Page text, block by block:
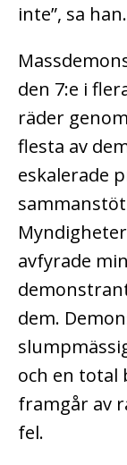
inte”, sa han.
den 7:e i
räder
flesta av
eskalerade
avfyrade
dem.
och en total
framgår av
fel.